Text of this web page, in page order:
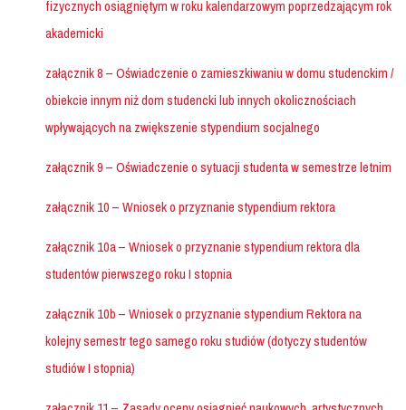
fizycznych osiągniętym w roku kalendarzowym poprzedzającym rok
akademicki
załącznik 8 – Oświadczenie o zamieszkiwaniu w domu studenckim /
obiekcie innym niż dom studencki lub innych okolicznościach
wpływających na zwiększenie stypendium socjalnego
załącznik 9 – Oświadczenie o sytuacji studenta w semestrzeletnim
załącznik 10 – Wniosek o przyznanie stypendium rektora
załącznik 10a – Wniosek o przyznanie stypendium rektora dla
studentów pierwszego roku I stopnia
załącznik 10b – Wniosek o przyznanie stypendium Rektora na
kolejny semestr tego samego roku studiów (dotyczy studentów
studiów I stopnia)